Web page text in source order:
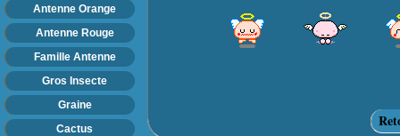
Antenne Orange
Antenne Rouge
Famille Antenne
Gros Insecte
Graine
Cactus